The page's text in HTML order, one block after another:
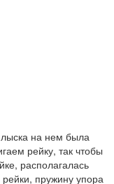
на нем была
рейку, так чтобы
располагалась
пружину упора